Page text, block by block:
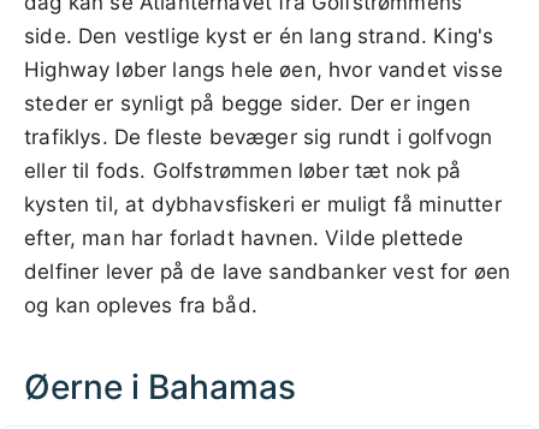
side. Den vestlige kyst er én lang strand. King's
Highway løber langs hele øen, hvor vandet visse
steder er synligt på begge sider. Der er ingen
trafiklys. De fleste bevæger sig rundt i golfvogn
eller til fods. Golfstrømmen løber tæt nok på
kysten til, at dybhavsfiskeri er muligt få minutter
efter, man har forladt havnen. Vilde plettede
delfiner lever på de lave sandbanker vest for øen
og kan opleves fra båd.
Øerne i Bahamas